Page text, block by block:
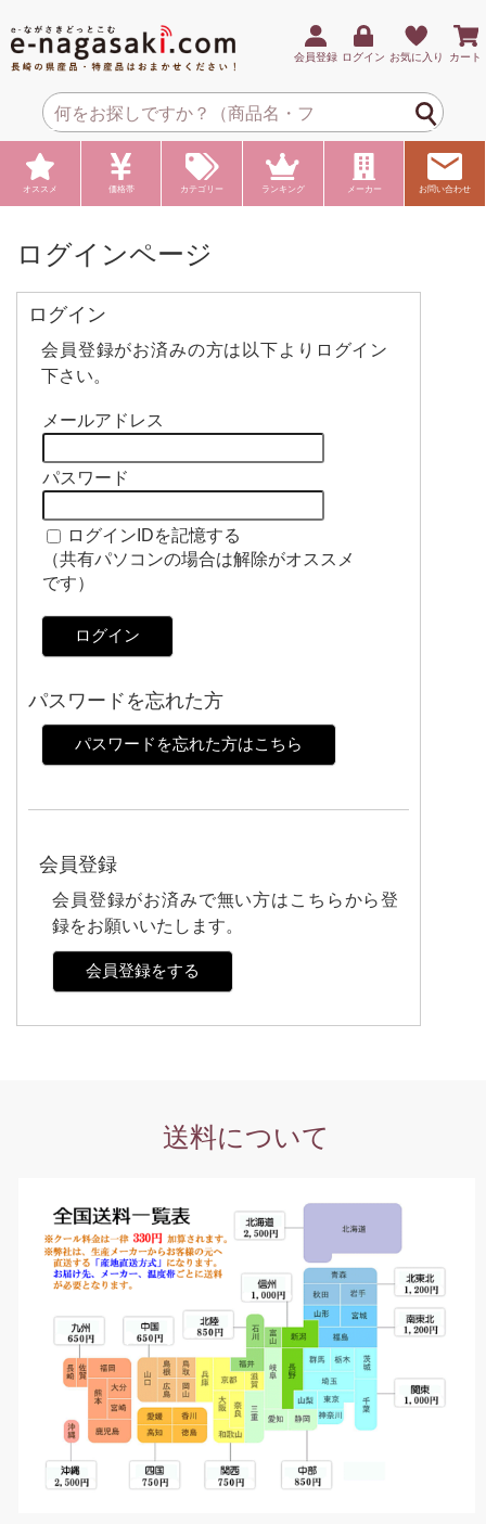
会員登録 ログイン お気に入り カート
オススメ 価格帯 カテゴリー ランキング メーカー お問い合わせ
ログインページ
ログイン
会員登録がお済みの方は以下よりログイン
下さい。
メールアドレス
パスワード
ログインIDを記憶する
（共有パソコンの場合は解除がオススメ
です）
ログイン
パスワードを忘れた方
パスワードを忘れた方はこちら
会員登録
会員登録がお済みで無い方はこちらから登
録をお願いいたします。
会員登録をする
送料について